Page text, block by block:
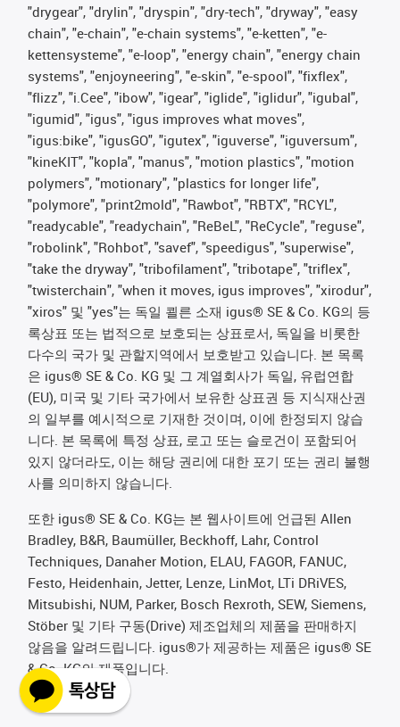
"drygear", "drylin", "dryspin", "dry-tech", "dryway", "easy
chain", "e-chain", "e-chain systems", "e-ketten", "e-
kettensysteme", "e-loop", "energy chain", "energy chain
systems", "enjoyneering", "e-skin", "e-spool", "fixflex",
"flizz", "i.Cee", "ibow", "igear", "iglide", "iglidur", "igubal",
"igumid", "igus", "igus improves what moves",
"igus:bike", "igusGO", "igutex", "iguverse", "iguversum",
"kineKIT", "kopla", "manus", "motion plastics", "motion
polymers", "motionary", "plastics for longer life",
"polymore", "print2mold", "Rawbot", "RBTX", "RCYL",
"readycable", "readychain", "ReBeL", "ReCycle", "reguse",
"robolink", "Rohbot", "savef", "speedigus", "superwise",
"take the dryway", "tribofilament", "tribotape", "triflex",
"twisterchain", "when it moves, igus improves", "xirodur",
"xiros" 및 "yes"는 독일 쾰른 소재 igus® SE & Co. KG의 등
록상표 또는 법적으로 보호되는 상표로서, 독일을 비롯한
다수의 국가 및 관할지역에서 보호받고 있습니다. 본 목록
은 igus® SE & Co. KG 및 그 계열회사가 독일, 유럽연합
(EU), 미국 및 기타 국가에서 보유한 상표권 등 지식재산권
의 일부를 예시적으로 기재한 것이며, 이에 한정되지 않습
니다. 본 목록에 특정 상표, 로고 또는 슬로건이 포함되어
있지 않더라도, 이는 해당 권리에 대한 포기 또는 권리 불행
사를 의미하지 않습니다.
또한 igus® SE & Co. KG는 본 웹사이트에 언급된 Allen
Bradley, B&R, Baumüller, Beckhoff, Lahr, Control
Techniques, Danaher Motion, ELAU, FAGOR, FANUC,
Festo, Heidenhain, Jetter, Lenze, LinMot, LTi DRiVES,
Mitsubishi, NUM, Parker, Bosch Rexroth, SEW, Siemens,
Stöber 및 기타 구동(Drive) 제조업체의 제품을 판매하지
않음을 알려드립니다. igus®가 제공하는 제품은 igus® SE
& Co. KG의 제품입니다.